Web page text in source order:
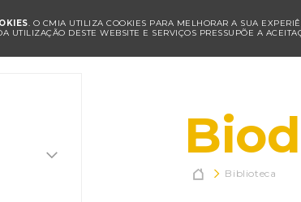
. O CMIA UTILIZA COOKIES PARA MELHORAR A SUA
UTILIZAÇÃO DESTE WEBSITE E SERVIÇOS PRESSUPÕE A
 Biblioteca